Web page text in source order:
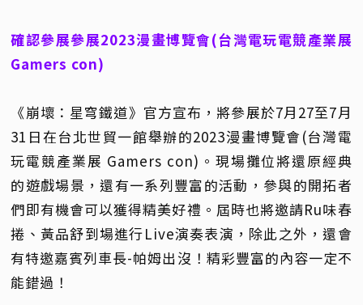
確認參展參展2023漫畫博覽會(台灣電玩電競產業展
Gamers con)
《崩壞：星穹鐵道》官方宣布，將參展於7月27至7月
31日在台北世貿一館舉辦的2023漫畫博覽會(台灣電
玩電競產業展 Gamers con)。現場攤位將還原經典
的遊戲場景，還有一系列豐富的活動，參與的開拓者
們即有機會可以獲得精美好禮。屆時也將邀請Ru味春
捲、黃品舒到場進行Live演奏表演，除此之外，還會
有特邀嘉賓列車長-帕姆出沒！精彩豐富的內容一定不
能錯過！